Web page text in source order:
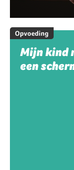
Opvoeding
Mijn kind
een